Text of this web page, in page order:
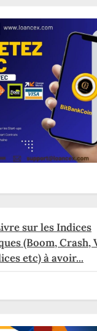
sur les Indices
(Boom, Crash,
etc) à avoir...